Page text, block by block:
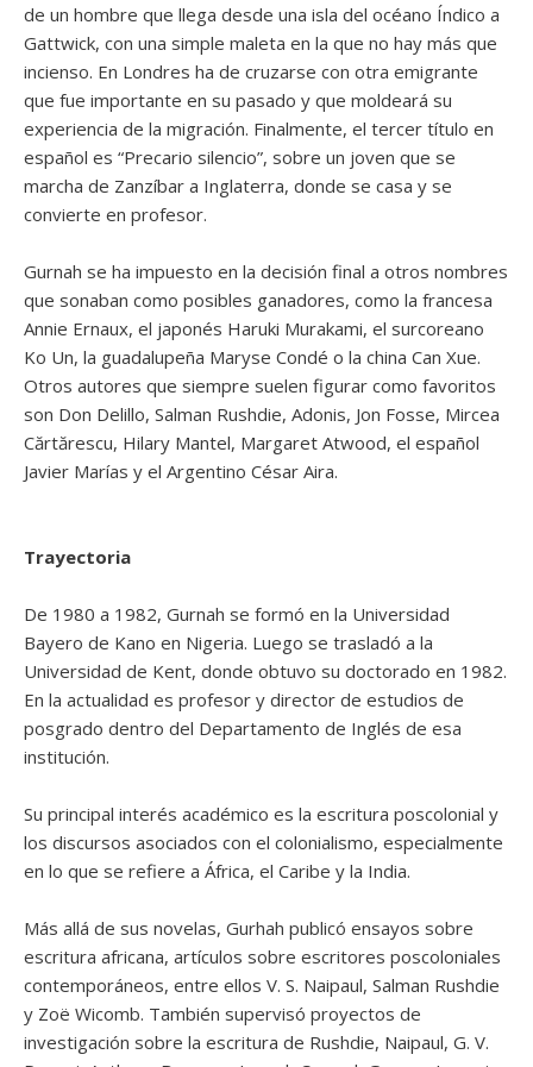
de un hombre que llega desde una isla del océano Índico a
Gattwick, con una simple maleta en la que no hay más que
incienso. En Londres ha de cruzarse con otra emigrante
que fue importante en su pasado y que moldeará su
experiencia de la migración. Finalmente, el tercer título en
español es “Precario silencio”, sobre un joven que se
marcha de Zanzíbar a Inglaterra, donde se casa y se
convierte en profesor.
Gurnah se ha impuesto en la decisión final a otros nombres
que sonaban como posibles ganadores, como la francesa
Annie Ernaux, el japonés Haruki Murakami, el surcoreano
Ko Un, la guadalupeña Maryse Condé o la china Can Xue.
Otros autores que siempre suelen figurar como favoritos
son Don Delillo, Salman Rushdie, Adonis, Jon Fosse, Mircea
Cărtărescu, Hilary Mantel, Margaret Atwood, el español
Javier Marías y el Argentino César Aira.
Trayectoria
De 1980 a 1982, Gurnah se formó en la Universidad
Bayero de Kano en Nigeria. Luego se trasladó a la
Universidad de Kent, donde obtuvo su doctorado en 1982.
En la actualidad es profesor y director de estudios de
posgrado dentro del Departamento de Inglés de esa
institución.
Su principal interés académico es la escritura poscolonial y
los discursos asociados con el colonialismo, especialmente
en lo que se refiere a África, el Caribe y la India.
Más allá de sus novelas, Gurhah publicó ensayos sobre
escritura africana, artículos sobre escritores poscoloniales
contemporáneos, entre ellos V. S. Naipaul, Salman Rushdie
y Zoë Wicomb. También supervisó proyectos de
investigación sobre la escritura de Rushdie, Naipaul, G. V.